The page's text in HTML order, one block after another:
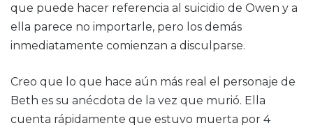
que puede hacer referencia al suicidio de Owen y a
ella parece no importarle, pero los demás
inmediatamente comienzan a disculparse.
Creo que lo que hace aún más real el personaje de
Beth es su anécdota de la vez que murió. Ella
cuenta rápidamente que estuvo muerta por 4